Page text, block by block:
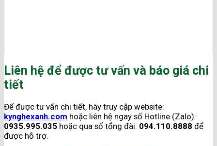
Liên hệ để được tư vấn và báo giá chi
tiết
Để được tư vấn chi tiết, hãy truy cập website:
kynghexanh.com hoặc liên hệ ngay số Hotline (Zalo):
0935.995.035 hoặc qua số tổng đài: 094.110.8888 để
được hỗ trợ.